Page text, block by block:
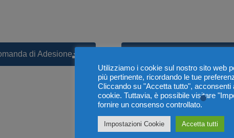
di Adesione
Utilizziamo i cookie sul nostro sito web
più pertinente, ricordando le tue
Cliccando su "Accetta tutto", acconsenti
cookie. Tuttavia, è possibile visitare
fornire un consenso controllato.
Impostazioni Cookie Accetta tutti